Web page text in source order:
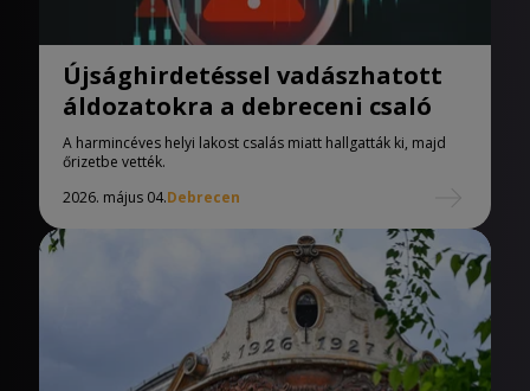
Újsághirdetéssel vadászhatott
áldozatokra a debreceni csaló
A harmincéves helyi lakost csalás miatt hallgatták ki, majd
őrizetbe vették.
2026. május 04.Debrecen